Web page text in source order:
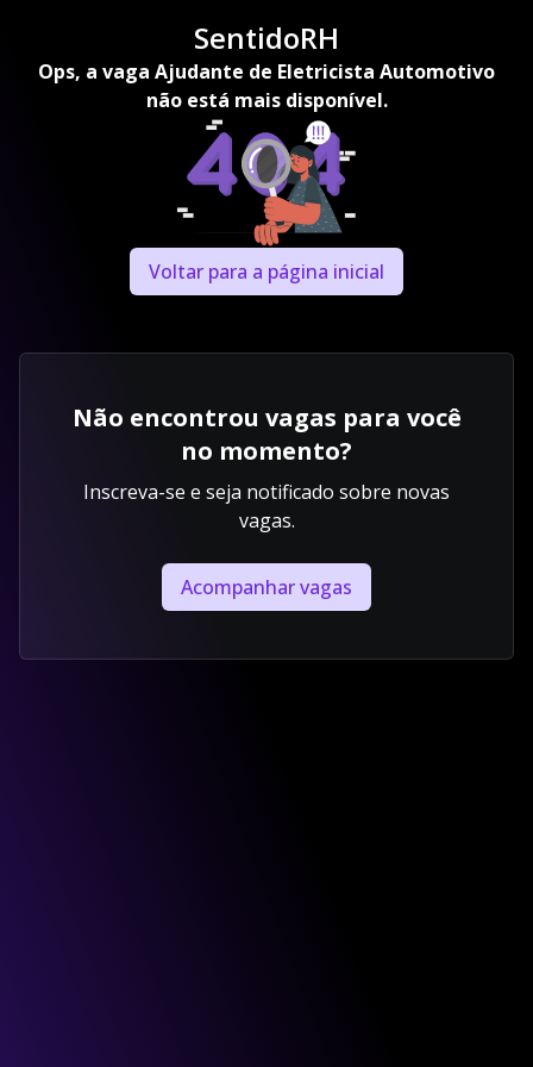
SentidoRH
Ops, a vaga Ajudante de Eletricista Automotivo
não está mais disponível.
Voltar para a página inicial
Não encontrou vagas para você
no momento?
Inscreva-se e seja notificado sobre novas
vagas.
Acompanhar vagas